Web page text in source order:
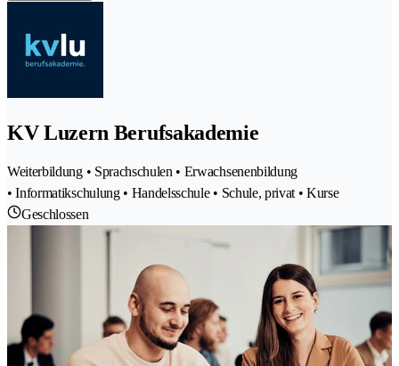
KV Luzern Berufsakademie
Weiterbildung • Sprachschulen • Erwachsenenbildung
• Informatikschulung • Handelsschule • Schule, privat • Kurse
Geschlossen